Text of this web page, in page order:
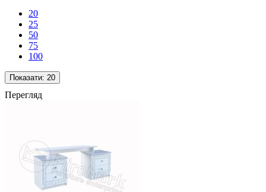
20
25
50
75
100
Показати: 20
Перегляд